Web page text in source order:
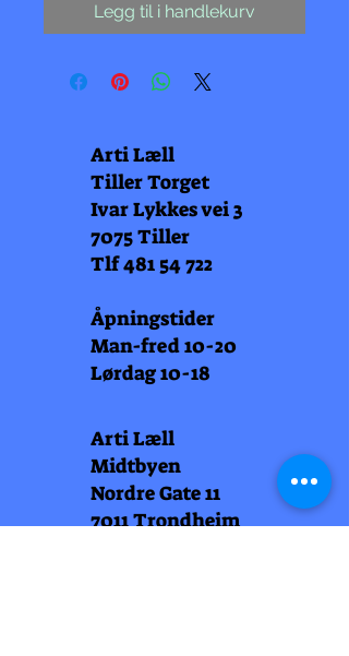
Legg til i handlekurv
Arti Læll
Tiller Torget
Ivar Lykkes vei 3
7075 Tiller
Tlf481 54 722
Åpningstider
Man-fred 10-20
Lørdag 10-18
Arti Læll
Midtbyen
Nordre Gate 11
7011 Trondheim